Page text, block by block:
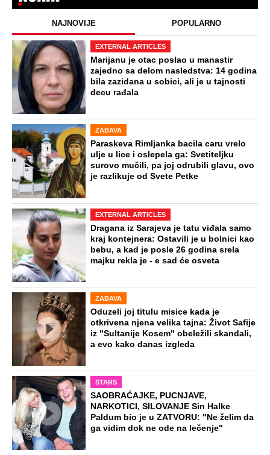
NAJNOVIJE POPULARNO
EXTERNAL ARTICLES
Marijanu je otac poslao u manastir
zajedno sa delom nasledstva: 14 godina
bila zazidana u sobici, ali je u tajnosti
decu rađala
ZABAVA
Paraskeva Rimljanka bacila caru vrelo
ulje u lice i oslepela ga: Svetiteljku
surovo mučili, pa joj odrubili glavu, ovo
je razlikuje od Svete Petke
EXTERNAL ARTICLES
Dragana iz Sarajeva je tatu viđala samo
kraj kontejnera: Ostavili je u bolnici kao
bebu, a kad je posle 26 godina srela
majku rekla je - e sad će osveta
ZABAVA
Oduzeli joj titulu misice kada je
otkrivena njena velika tajna: Život Safije
iz "Sultanije Kosem" obeležili skandali,
a evo kako danas izgleda
STARS
SAOBRAĆAJKE, PUCNJAVE,
NARKOTICI, SILOVANJE Sin Halke
Paldum bio je u ZATVORU: "Ne želim da
ga vidim dok ne ode na lečenje"